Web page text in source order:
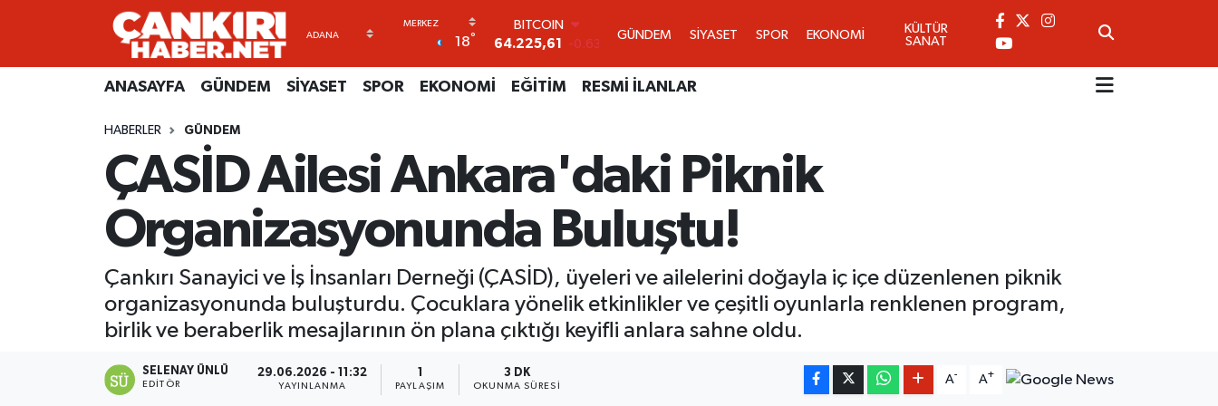
18°
DOLAR
47,6704
0
55,0406 -0.08
0.45
BİST100
13.799
70
BITCOIN
64.225,61 -0.63
GÜNDEM SİYASET SPOR EKONOMİ
KÜLTÜR
SANAT
ANASAYFA GÜNDEM SİYASET SPOR EKONOMİ EĞİTİM RESMİ İLANLAR
HABERLER GÜNDEM
ÇASİD Ailesi Ankara'daki Piknik
Organizasyonunda Buluştu!
Çankırı Sanayici ve İş İnsanları Derneği (ÇASİD), üyeleri ve ailelerini doğayla iç içe düzenlenen piknik
organizasyonunda buluşturdu. Çocuklara yönelik etkinlikler ve çeşitli oyunlarla renklenen program,
birlik ve beraberlik mesajlarının ön plana çıktığı keyifli anlara sahne oldu.
SELENAY ÜNLÜ
EDITÖR
29.06.2026 - 11:32
YAYINLANMA PAYLAŞIM
3 DK
OKUNMA SÜRESI
A- A+
ANASAYFA
SİYASET
Künye
Gizlilik Sözleşmesi
BİYOGRAFİLER
kimdir-nedir-nasil
Merkez Hava Durumu
Süper Lig Puan Durumu ve Fikstür
Tüm Manşetler
Son Dakika Haberleri
Haber Arşivi